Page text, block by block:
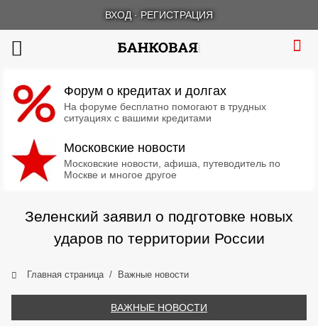
ВХОД · РЕГИСТРАЦИЯ
Форум о кредитах и долгах
На форуме бесплатно помогают в трудных
ситуациях с вашими кредитами
Московские новости
Московские новости, афиша, путеводитель по
Москве и многое другое
Зеленский заявил о подготовке новых
ударов по территории России
Главная страница Важные новости
ВАЖНЫЕ НОВОСТИ